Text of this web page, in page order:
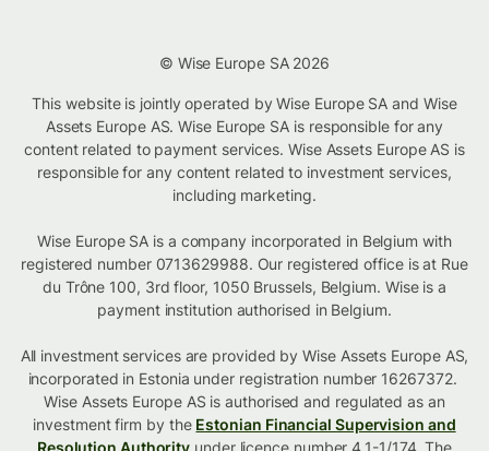
© Wise Europe SA 2026
This website is jointly operated by Wise Europe SA and Wise
Assets Europe AS. Wise Europe SA is responsible for any
content related to payment services. Wise Assets Europe AS is
responsible for any content related to investment services,
including marketing.
Wise Europe SA is a company incorporated in Belgium with
registered number 0713629988. Our registered office is at Rue
du Trône 100, 3rd floor, 1050 Brussels, Belgium. Wise is a
payment institution authorised in Belgium.
All investment services are provided by Wise Assets Europe AS,
incorporated in Estonia under registration number 16267372.
Wise Assets Europe AS is authorised and regulated as an
investment firm by the Estonian Financial Supervision and
Resolution Authority under licence number 4.1-1/174. The